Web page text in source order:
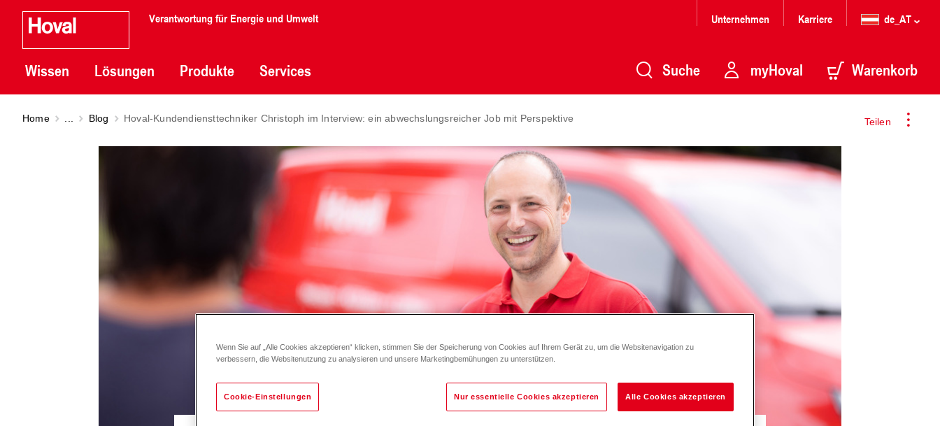
Verantwortung für Energie und Umwelt
Wissen Lösungen Produkte Services
Unternehmen Karriere de_AT
Suche myHoval Warenkorb
Teilen
Home Blog Hoval-Kundendiensttechniker Christoph im Interview: ein abwechslungsreicher Job mit Perspektive
Wenn Sie auf „Alle Cookies akzeptieren“ klicken, stimmen Sie der Speicherung von Cookies auf Ihrem Gerät zu, um die Websitenavigation zu
verbessern, die Websitenutzung zu analysieren und unsere Marketingbemühungen zu unterstützen.
Cookie-Einstellungen Nur essentielle Cookies akzeptieren Alle Cookies akzeptieren